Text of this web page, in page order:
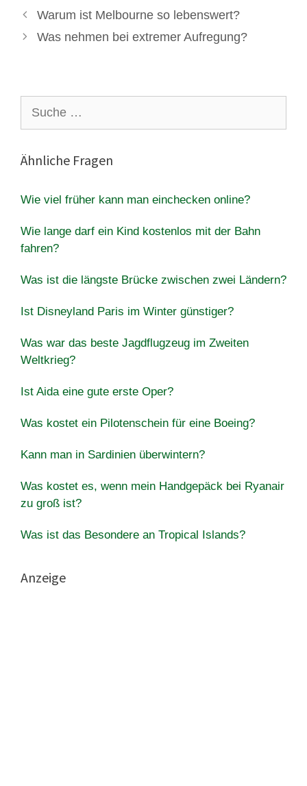
Warum ist Melbourne so lebenswert?
Was nehmen bei extremer Aufregung?
nach:
Ähnliche Fragen
Wie viel früher kann man einchecken online?
Wie lange darf ein Kind kostenlos mit der Bahn
fahren?
Was ist die längste Brücke zwischen zwei Ländern?
Ist Disneyland Paris im Winter günstiger?
Was war das beste Jagdflugzeug im Zweiten
Weltkrieg?
Ist Aida eine gute erste Oper?
Was kostet ein Pilotenschein für eine Boeing?
Kann man in Sardinien überwintern?
Was kostet es, wenn mein Handgepäck bei Ryanair
zu groß ist?
Was ist das Besondere an Tropical Islands?
Anzeige